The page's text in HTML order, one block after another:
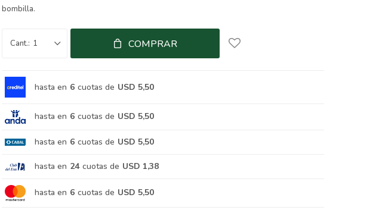
bombilla.
1 COMPRAR
hasta en 6 cuotas de USD 5,50
hasta en 6 cuotas de USD 5,50
hasta en 6 cuotas de USD 5,50
hasta en 24 cuotas de USD 1,38
hasta en 6 cuotas de USD 5,50